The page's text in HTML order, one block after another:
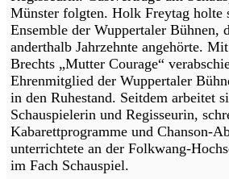
Münster folgten. Holk Freytag holte
Ensemble der Wuppertaler Bühnen,
anderthalb Jahrzehnte angehörte.
Brechts „Mutter Courage“
Ehrenmitglied der Wuppertaler
in den Ruhestand. Seitdem arbeitet
Schauspielerin und Regisseurin,
Kabarettprogramme und Chanson-
unterrichtete an der Folkwang-
im Fach Schauspiel.